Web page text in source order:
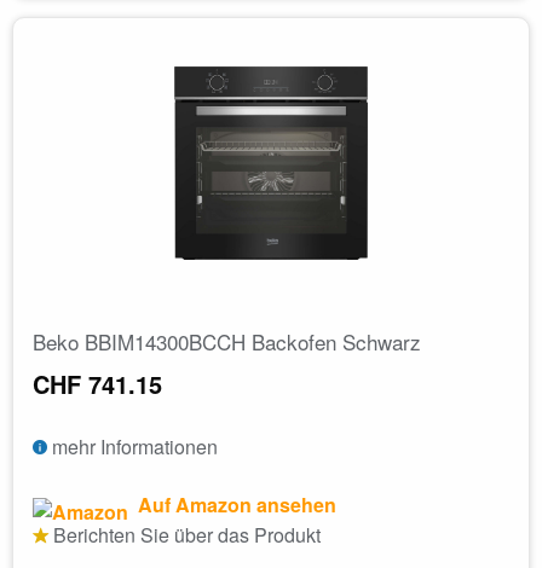
Beko BBIM14300BCCH Backofen Schwarz
CHF 741.15
mehr Informationen
Auf Amazon ansehen
Berichten Sie über das Produkt